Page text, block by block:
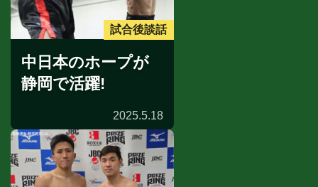
試合後談話
中日本のホープが
静岡で活躍!
2025.5.18